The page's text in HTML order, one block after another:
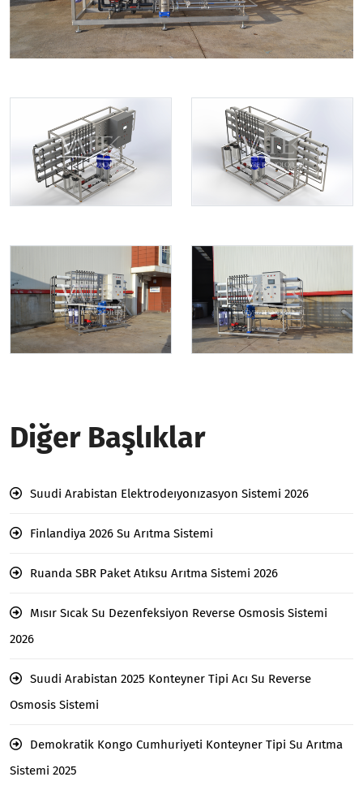
Diğer Başlıklar
Suudi Arabistan Elektrodeıyonızasyon Sistemi 2026
Finlandiya 2026 Su Arıtma Sistemi
Ruanda SBR Paket Atıksu Arıtma Sistemi 2026
Mısır Sıcak Su Dezenfeksiyon Reverse Osmosis Sistemi
2026
Suudi Arabistan 2025 Konteyner Tipi Acı Su Reverse
Osmosis Sistemi
Demokratik Kongo Cumhuriyeti Konteyner Tipi Su Arıtma
Sistemi 2025